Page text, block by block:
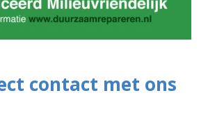
contact met ons